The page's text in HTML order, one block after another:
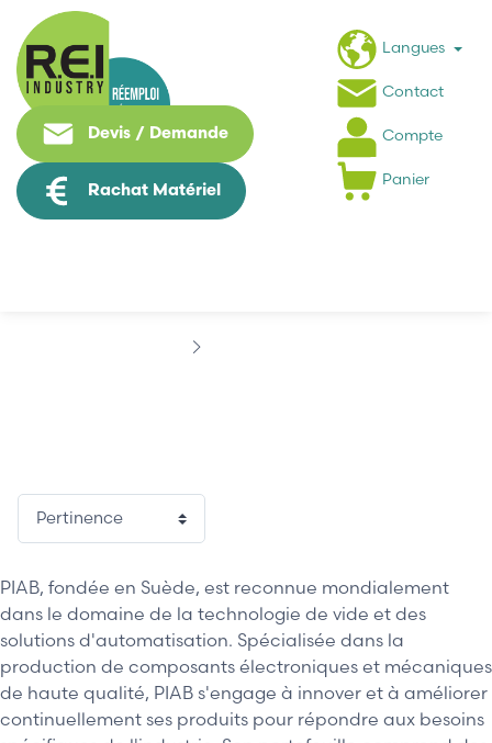
Devis / Demande
Rachat Matériel
Langues
Contact
Compte
Panier
PIAB, fondée en Suède, est reconnue mondialement
dans le domaine de la technologie de vide et des
solutions d'automatisation. Spécialisée dans la
production de composants électroniques et mécaniques
de haute qualité, PIAB s'engage à innover et à améliorer
continuellement ses produits pour répondre aux besoins